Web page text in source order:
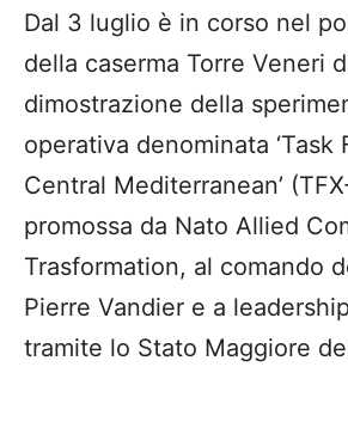
Dal 3 luglio è in corso nel
della caserma Torre Veneri
dimostrazione della
operativa denominata ‘Task
Central Mediterranean’
promossa da Nato Allied
Trasformation, al comando
Pierre Vandier e a
tramite lo Stato Maggiore